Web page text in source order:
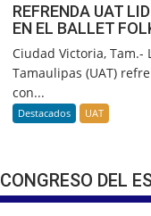
REFRENDA UAT
EN EL BALLET
Ciudad Victoria,
Tamaulipas (UAT)
con...
Destacados UAT
CONGRESO DEL